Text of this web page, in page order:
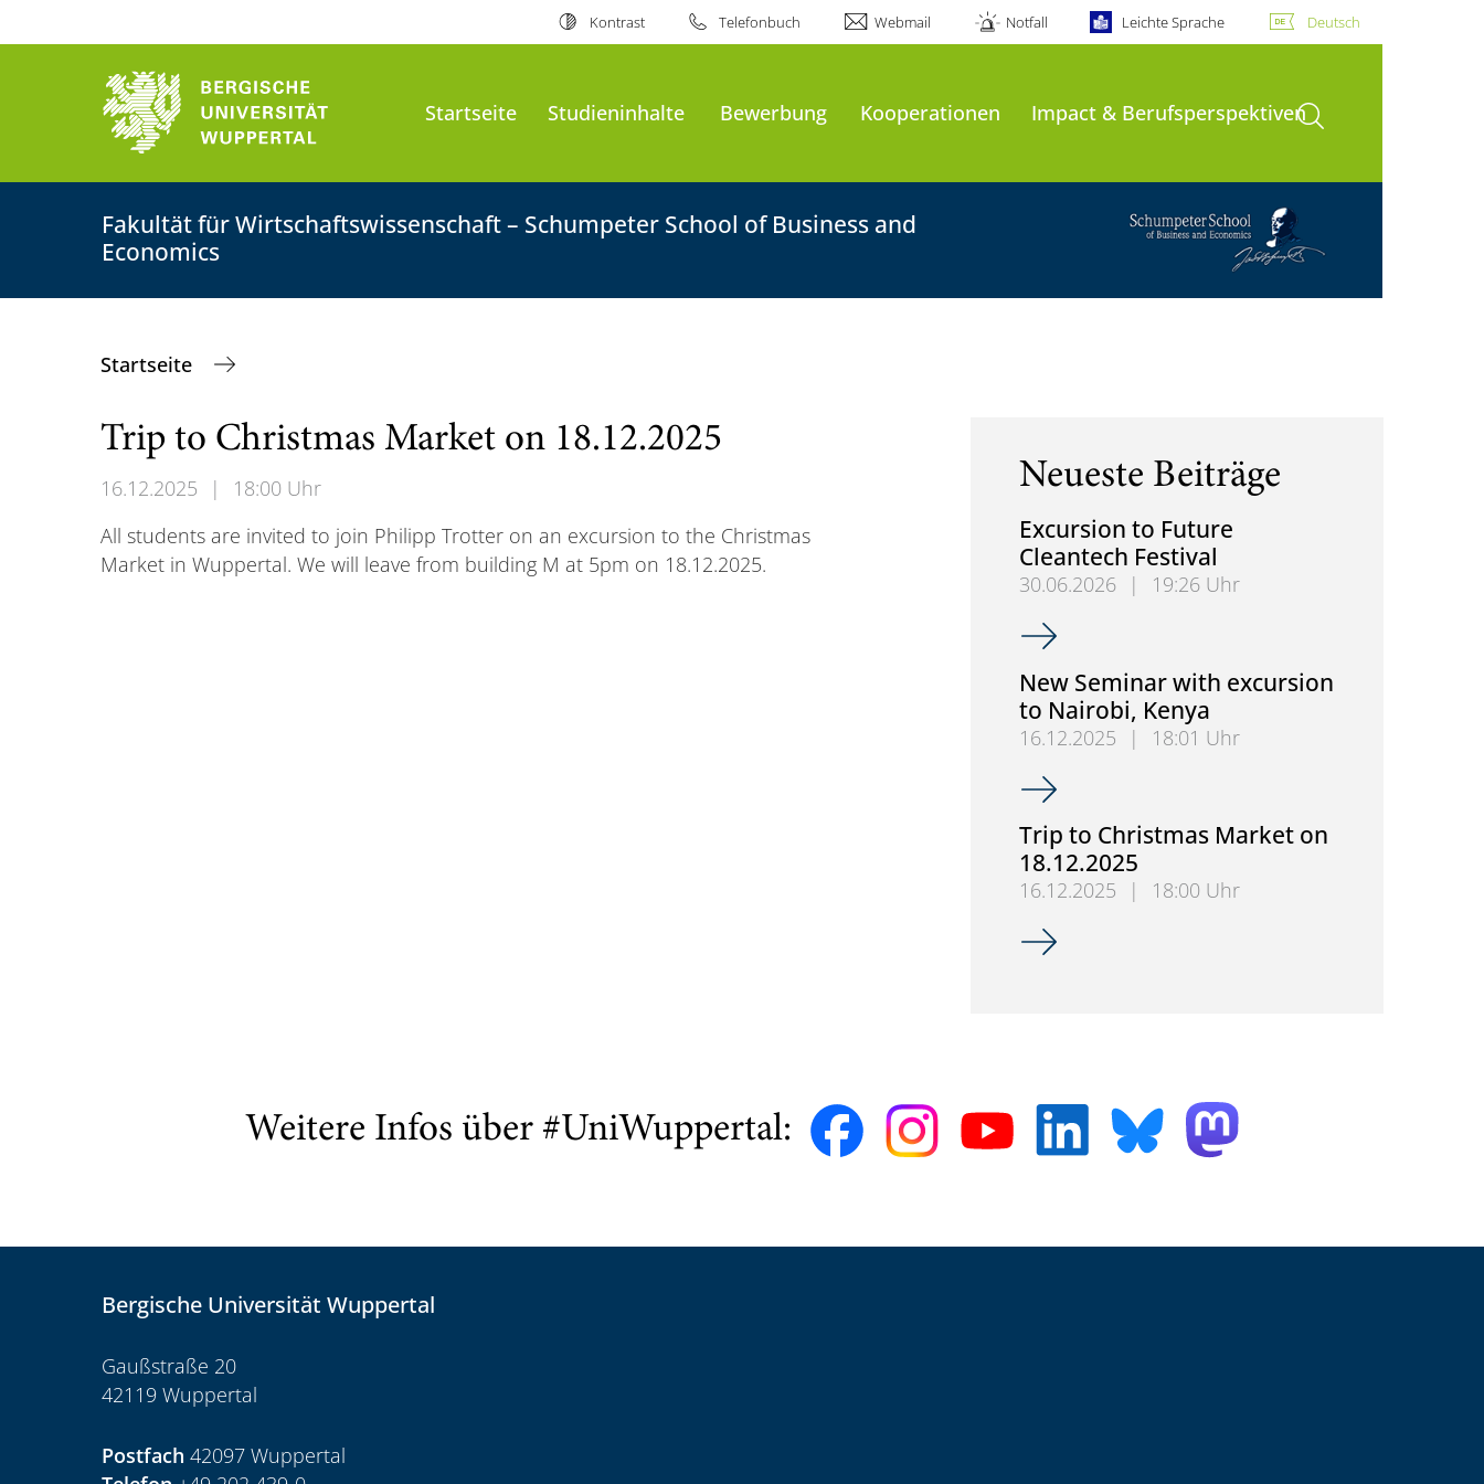
Kontrast Telefonbuch Webmail Notfall Leichte Sprache Deutsch
Startseite Studieninhalte Bewerbung Kooperationen Impact & BerufsperspektivenSuche öffnen
Fakultät für Wirtschaftswissenschaft – Schumpeter School of Business and
Economics
Startseite
Trip to Christmas Market on 18.12.2025
16.12.2025 |
18:00 Uhr
All students are invited to join Philipp Trotter on an excursion to the Christmas
Market in Wuppertal. We will leave from building M at 5pm on 18.12.2025.
Neueste Beiträge
Excursion to Future
Cleantech Festival
30.06.2026 |
19:26 Uhr
Excursion to Future Cleantech Festival
New Seminar with excursion
to Nairobi, Kenya
16.12.2025 |
18:01 Uhr
New Seminar with excursion to Nairobi, Kenya
Trip to Christmas Market on
18.12.2025
16.12.2025 |
18:00 Uhr
Trip to Christmas Market on 18.12.2025
Weitere Infos über #UniWuppertal:
Bergische Universität Wuppertal
Gaußstraße 20
42119 Wuppertal
Postfach 42097 Wuppertal